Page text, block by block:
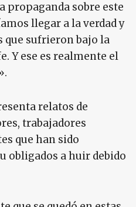
propaganda sobre este
llegar a la verdad y
que sufrieron bajo la
Y ese es realmente el
relatos de
trabajadores
que han sido
obligados a huir debido